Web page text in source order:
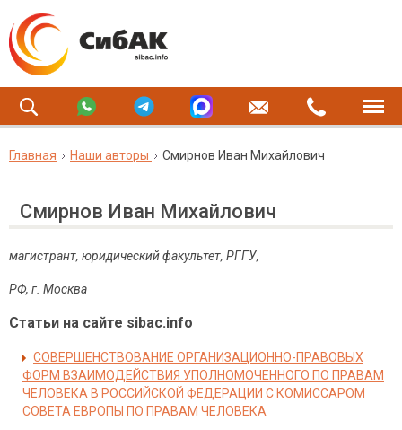
Главная Наши авторы Смирнов Иван Михайлович
Смирнов Иван Михайлович
магистрант, юридический факультет, РГГУ,
РФ, г. Москва
Статьи на сайте sibac.info
СОВЕРШЕНСТВОВАНИЕ ОРГАНИЗАЦИОННО-ПРАВОВЫХ
ФОРМ ВЗАИМОДЕЙСТВИЯ УПОЛНОМОЧЕННОГО ПО ПРАВАМ
ЧЕЛОВЕКА В РОССИЙСКОЙ ФЕДЕРАЦИИ С КОМИССАРОМ
СОВЕТА ЕВРОПЫ ПО ПРАВАМ ЧЕЛОВЕКА